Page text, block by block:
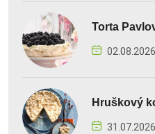
Torta
02.08.2026
Hruškový
31.07.2026